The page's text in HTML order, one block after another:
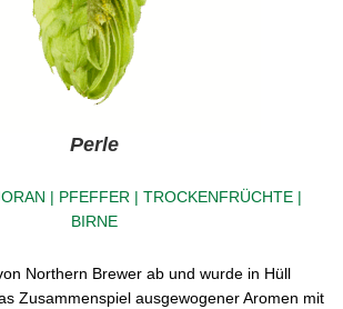
Perle
| PFEFFER | TROCKENFRÜCHTE |
BIRNE
Northern Brewer ab und wurde in Hüll
Zusammenspiel ausgewogener Aromen mit